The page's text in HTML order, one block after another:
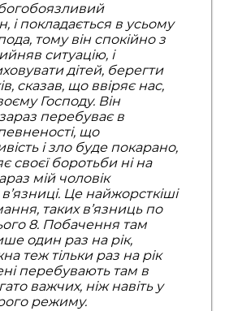
і покладається в усьому
тому він спокійно з
ситуацію, і
дітей, берегти
сказав, що ввіряє нас,
Господу. Він
перебуває в
що
і зло буде покарано,
своєї боротьби ні на
мій чоловік
Це найжорсткіші
таких в’язниць по
8. Побачення там
один раз на рік,
теж тільки раз на рік
перебувають там в
важчих, ніж навіть у
режиму.